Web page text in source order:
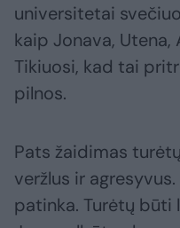
universitetai
kaip Jonava, Utena,
Tikiuosi, kad tai
pilnos.
Pats žaidimas
veržlus ir
patinka. Turėtų būti